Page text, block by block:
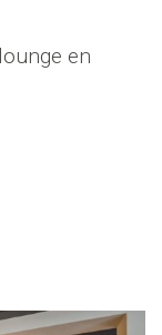
en